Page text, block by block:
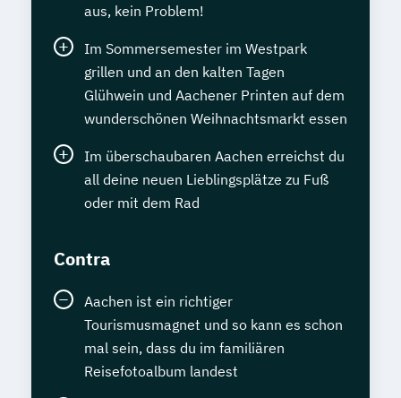
aus, kein Problem!
Im Sommersemester im Westpark
grillen und an den kalten Tagen
Glühwein und Aachener Printen auf dem
wunderschönen Weihnachtsmarkt essen
Im überschaubaren Aachen erreichst du
all deine neuen Lieblingsplätze zu Fuß
oder mit dem Rad
Contra
Aachen ist ein richtiger
Tourismusmagnet und so kann es schon
mal sein, dass du im familiären
Reisefotoalbum landest